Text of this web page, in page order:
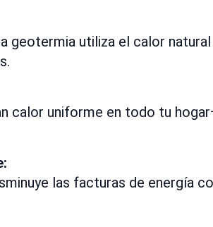
geotermia utiliza el calor
calor uniforme en todo tu
las facturas de energía